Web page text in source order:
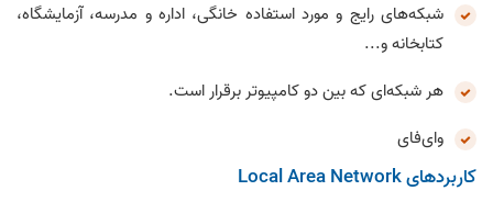
شبکه‌های رایج و مورد استفاده خانگی، اداره و مدرسه، آزمایشگاه،
کتابخانه و...
هر شبکه‌ای که بین دو کامپیوتر برقرار است.
وای‌فای
کاربردهای Local Area Network